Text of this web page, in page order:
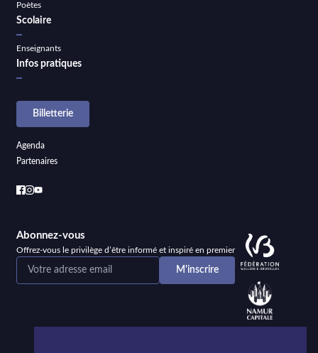
Poètes
Scolaire
Enseignants
Infos pratiques
Billetterie
Agenda
Partenaires
Abonnez-vous
Offrez-vous le privilège d’être informé et inspiré en premier